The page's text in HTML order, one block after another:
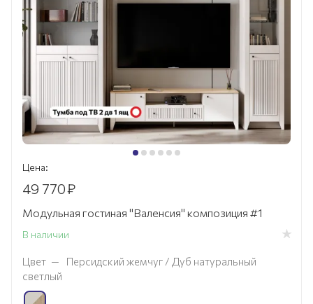
Цена:
49 770₽
Модульная гостиная "Валенсия" композиция #1
В наличии
Цвет —
Персидский жемчуг / Дуб натуральный
светлый